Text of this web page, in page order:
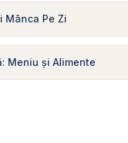
Mânca Pe Zi
Meniu și Alimente